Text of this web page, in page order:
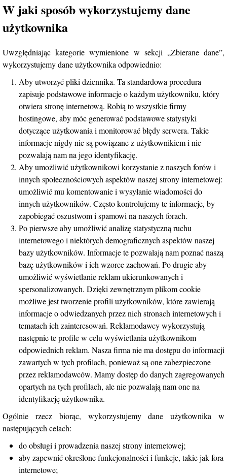
W jaki sposób wykorzystujemy dane
użytkownika
Uwzględniając kategorie wymienione w sekcji „Zbierane dane”,
wykorzystujemy dane użytkownika odpowiednio:
Aby utworzyć pliki dziennika. Ta standardowa procedura
zapisuje podstawowe informacje o każdym użytkowniku, który
otwiera stronę internetową. Robią to wszystkie firmy
hostingowe, aby móc generować podstawowe statystyki
dotyczące użytkowania i monitorować błędy serwera. Takie
informacje nigdy nie są powiązane z użytkownikiem i nie
pozwalają nam na jego identyfikację.
Aby umożliwić użytkownikowi korzystanie z naszych forów i
innych społecznościowych aspektów naszej strony internetowej:
umożliwić mu komentowanie i wysyłanie wiadomości do
innych użytkowników. Często kontrolujemy te informacje, by
zapobiegać oszustwom i spamowi na naszych forach.
Po pierwsze aby umożliwić analizę statystyczną ruchu
internetowego i niektórych demograficznych aspektów naszej
bazy użytkowników. Informacje te pozwalają nam poznać naszą
bazę użytkowników i ich wzorce zachowań. Po drugie aby
umożliwić wyświetlanie reklam ukierunkowanych i
spersonalizowanych. Dzięki zewnętrznym plikom cookie
możliwe jest tworzenie profili użytkowników, które zawierają
informacje o odwiedzanych przez nich stronach internetowych i
tematach ich zainteresowań. Reklamodawcy wykorzystują
następnie te profile w celu wyświetlania użytkownikom
odpowiednich reklam. Nasza firma nie ma dostępu do informacji
zawartych w tych profilach, ponieważ są one zabezpieczone
przez reklamodawców. Mamy dostęp do danych zagregowanych
opartych na tych profilach, ale nie pozwalają nam one na
identyfikację użytkownika.
Ogólnie rzecz biorąc, wykorzystujemy dane użytkownika w
następujących celach:
do obsługi i prowadzenia naszej strony internetowej;
aby zapewnić określone funkcjonalności i funkcje, takie jak fora
internetowe;